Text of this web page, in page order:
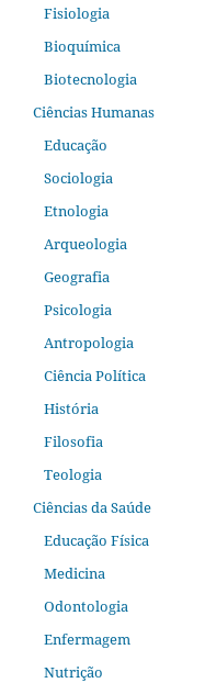
Fisiologia
Bioquímica
Biotecnologia
Ciências Humanas
Educação
Sociologia
Etnologia
Arqueologia
Geografia
Psicologia
Antropologia
Ciência Política
História
Filosofia
Teologia
Ciências da Saúde
Educação Física
Medicina
Odontologia
Enfermagem
Nutrição